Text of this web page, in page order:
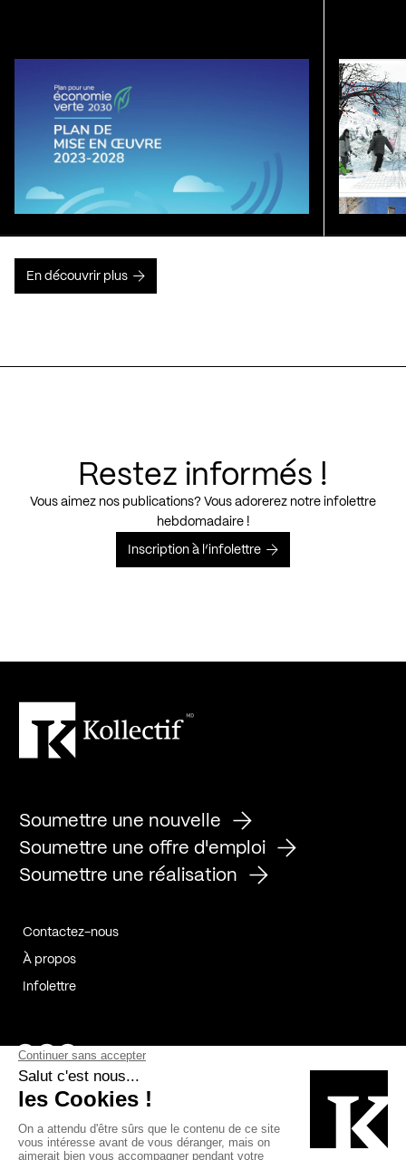
En découvrir plus
Restez informés !
Vous aimez nos publications? Vous adorerez notre infolettre
hebdomadaire !
Inscription à l’infolettre
Soumettre une nouvelle
Soumettre une offre d'emploi
Soumettre une réalisation
Contactez-nous
À propos
Infolettre
Page Facebook de Kollectif
Page Instagram de Kollectif
Page Linkedin de Kollectif